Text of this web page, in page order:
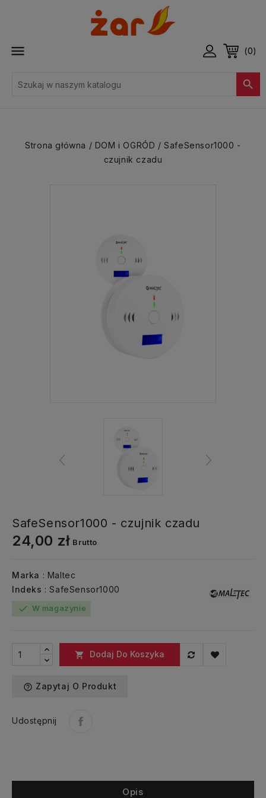
 (0)

Strona główna DOM i OGRÓD
SafeSensor1000 -
czujnik czadu
SafeSensor1000 - czujnik czadu
24,00 zł Brutto
Marka : Maltec
Indeks : SafeSensor1000
check W magazynie
 Dodaj Do Koszyka
help_outline Zapytaj O Produkt
Udostępnij
Opis